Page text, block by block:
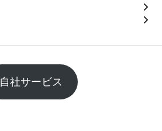
自社サービス